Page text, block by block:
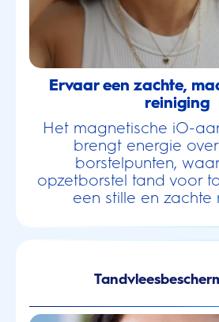
Ervaar een zachte,
reiniging
Het magnetische iO-
brengt energie
borstelpunten,
opzetborstel tand voor
een stille en zachte